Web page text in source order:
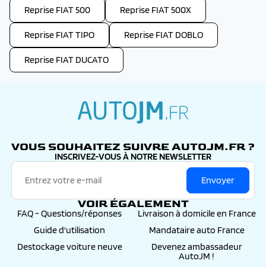
Reprise FIAT 500 Reprise FIAT 500X
Reprise FIAT TIPO Reprise FIAT DOBLO
Reprise FIAT DUCATO
VOUS SOUHAITEZ SUIVRE AUTOJM.FR ?
INSCRIVEZ-VOUS À NOTRE NEWSLETTER
Envoyer
VOIR ÉGALEMENT
FAQ - Questions/réponses
Livraison à domicile en France
Guide d'utilisation
Mandataire auto France
Destockage voiture neuve
Devenez ambassadeur
AutoJM !